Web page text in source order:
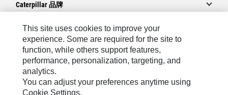
Caterpillar 品牌
Caterpillar.com
联系 Caterpillar
我的营销首选项
This site uses cookies to improve your
experience. Some are required for the site to
function, while others support features,
performance, personalization, targeting, and
analytics.
You can adjust your preferences anytime using
Cookie Settings.